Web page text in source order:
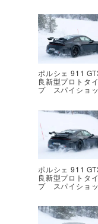
ポルシェ 911
良新型プロトタイ
プ スパイショッ
ポルシェ 911
良新型プロトタイ
プ スパイショッ